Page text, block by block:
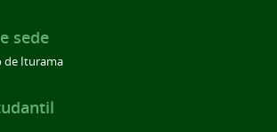
sede
de Iturama